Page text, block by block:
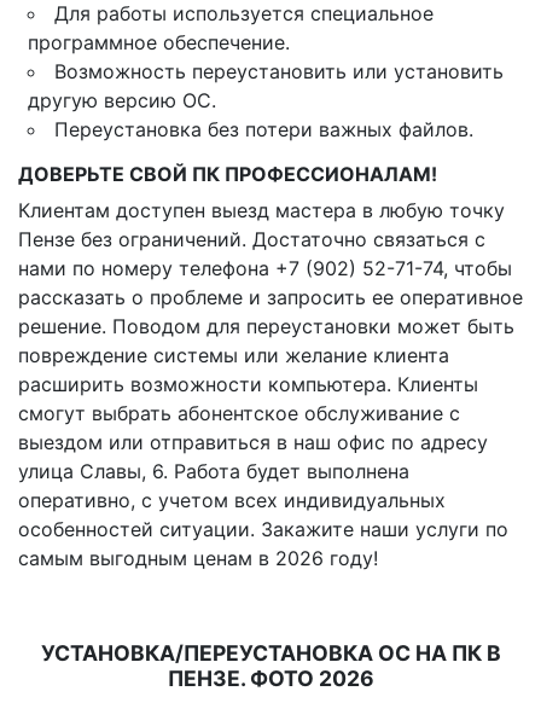
Для работы используется специальное
программное обеспечение.
Возможность переустановить или установить
другую версию ОС.
Переустановка без потери важных файлов.
ДОВЕРЬТЕ СВОЙ ПК ПРОФЕССИОНАЛАМ!
Клиентам доступен выезд мастера в любую точку
Пензе без ограничений. Достаточно связаться с
нами по номеру телефона +7 (902) 52-71-74, чтобы
рассказать о проблеме и запросить ее оперативное
решение. Поводом для переустановки может быть
повреждение системы или желание клиента
расширить возможности компьютера. Клиенты
смогут выбрать абонентское обслуживание с
выездом или отправиться в наш офис по адресу
улица Славы, 6. Работа будет выполнена
оперативно, с учетом всех индивидуальных
особенностей ситуации. Закажите наши услуги по
самым выгодным ценам в 2026 году!
УСТАНОВКА/ПЕРЕУСТАНОВКА ОС НА ПК В
ПЕНЗЕ. ФОТО 2026